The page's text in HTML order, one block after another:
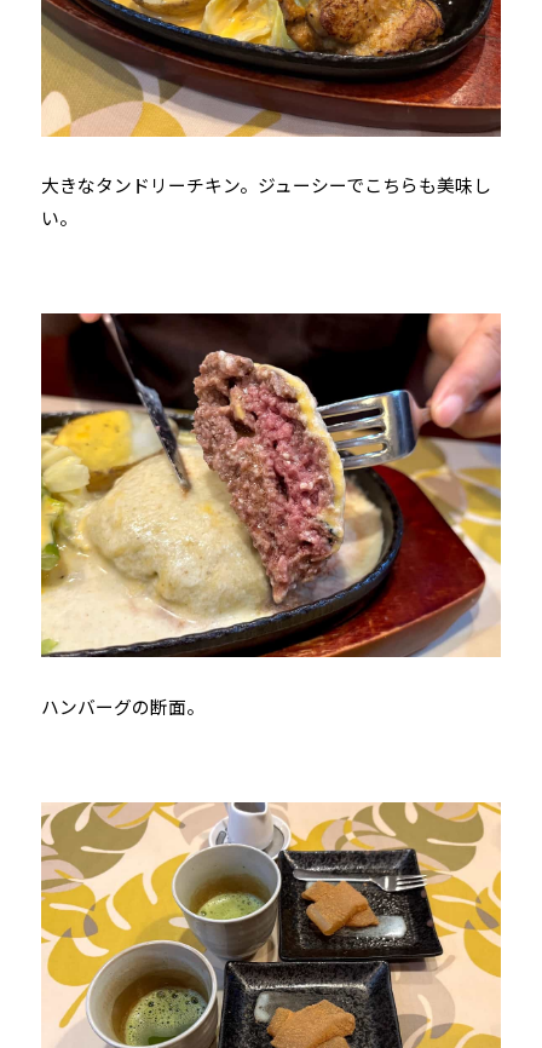
大きなタンドリーチキン。ジューシーでこちらも美味し
い。
ハンバーグの断面。